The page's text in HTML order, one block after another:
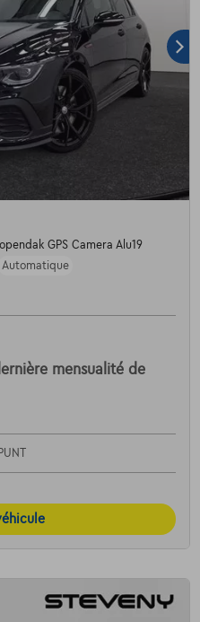
GPS Camera Alu19
Automatique
mensualité de